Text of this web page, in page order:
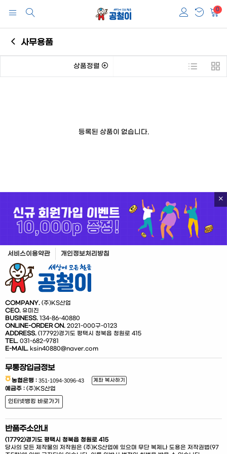
0
사무용품
상품정렬
등록된 상품이 없습니다.
서비스이용약관 개인정보처리방침
COMPANY. (주)KS산업
CEO. 유미진
BUSINESS. 134-86-40880
ONLINE-ORDER ON. 2021-000구-0123
ADDRESS. (17792)경기도 평택시 청북읍 청원로 415
TEL. 031-682-9781
E-MAIL. ksin40880@naver.com
무통장입금정보
농협은행 : 계좌 복사하기
예금주 : (주)KS산업
인터넷뱅킹 바로가기
반품주소안내
(17792)경기도 평택시 청북읍 청원로 415
당사의 모든 제작물의 저작원은 (주)KS산업에 있으며 무단 복제나 도용은 저작권법(97